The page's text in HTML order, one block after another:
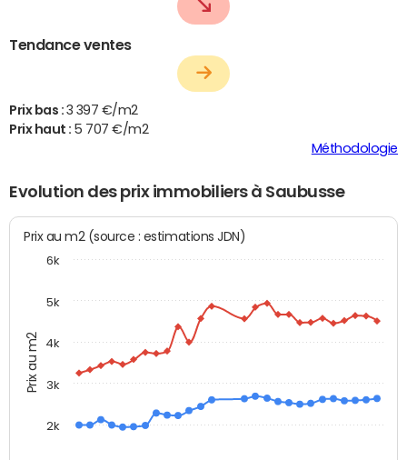
Tendance ventes
Prix bas : 3 397 €/m2
Prix haut : 5 707 €/m2
Méthodologie
Evolution des prix immobiliers à Saubusse
Prix au m2
Prix au m2 (source : estimations JDN)
2k
3k
4k
5k
6k